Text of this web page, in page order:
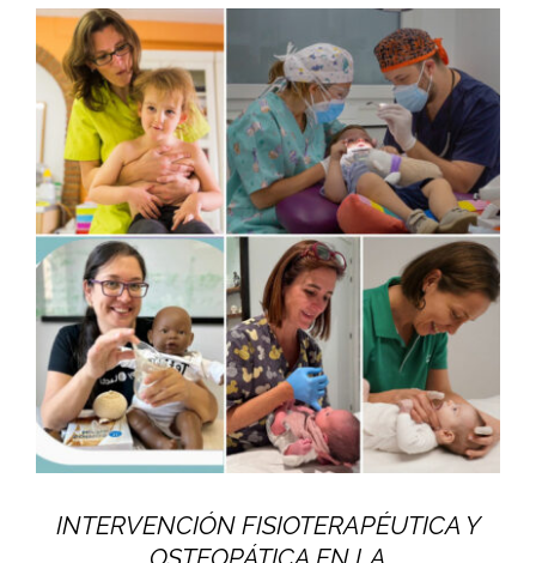
INTERVENCIÓN FISIOTERAPÉUTICA Y